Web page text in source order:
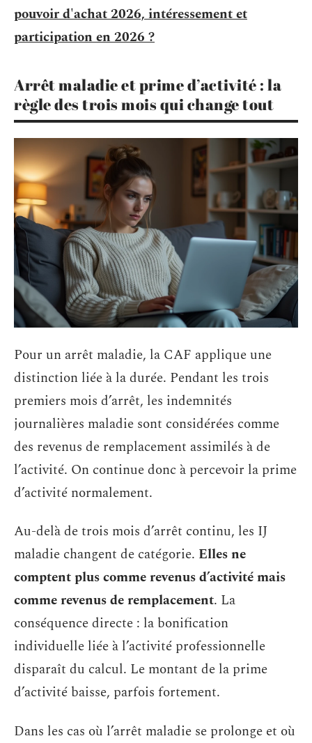
pouvoir d'achat 2026, intéressement et
participation en 2026 ?
Arrêt maladie et prime d’activité : la
règle des trois mois qui change tout
Pour un arrêt maladie, la CAF applique une
distinction liée à la durée. Pendant les trois
premiers mois d’arrêt, les indemnités
journalières maladie sont considérées comme
des revenus de remplacement assimilés à de
l’activité. On continue donc à percevoir la prime
d’activité normalement.
Au-delà de trois mois d’arrêt continu, les IJ
maladie changent de catégorie. Elles ne
comptent plus comme revenus d’activité mais
comme revenus de remplacement. La
conséquence directe : la bonification
individuelle liée à l’activité professionnelle
disparaît du calcul. Le montant de la prime
d’activité baisse, parfois fortement.
Dans les cas où l’arrêt maladie se prolonge et où